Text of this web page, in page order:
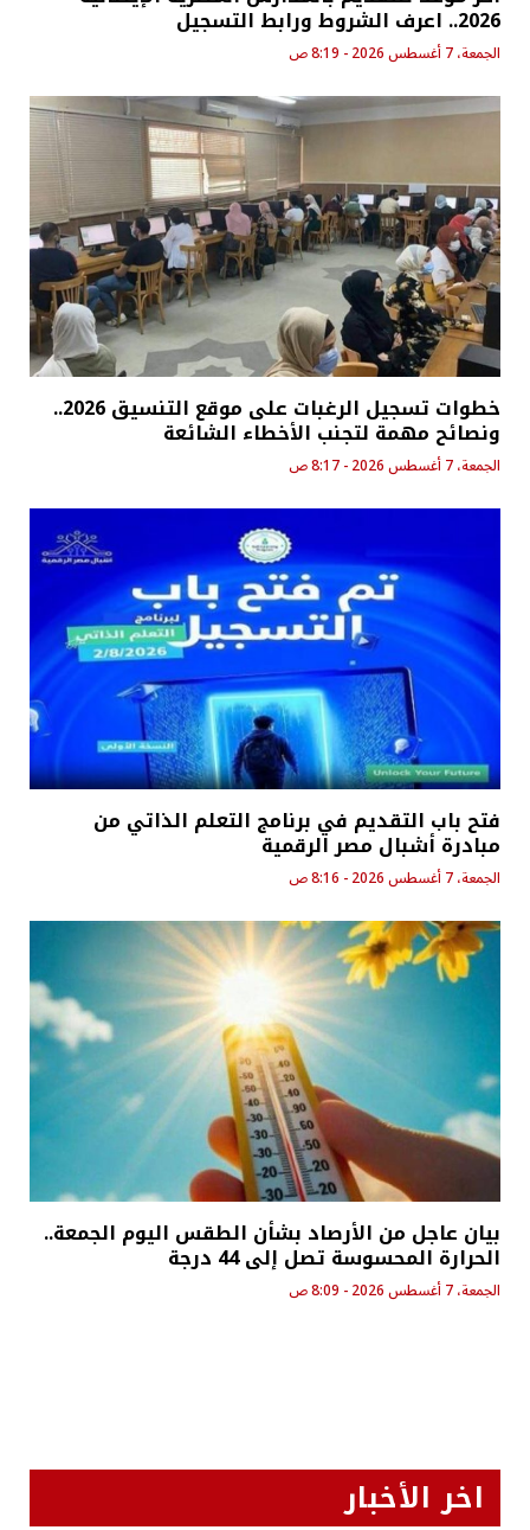
2026.. اعرف الشروط ورابط التسجيل
الجمعة، 7 أغسطس 2026 - 8:19 ص
خطوات تسجيل الرغبات على موقع التنسيق 2026..
ونصائح مهمة لتجنب الأخطاء الشائعة
الجمعة، 7 أغسطس 2026 - 8:17 ص
فتح باب التقديم في برنامج التعلم الذاتي من
مبادرة أشبال مصر الرقمية
الجمعة، 7 أغسطس 2026 - 8:16 ص
بيان عاجل من الأرصاد بشأن الطقس اليوم الجمعة..
الحرارة المحسوسة تصل إلى 44 درجة
الجمعة، 7 أغسطس 2026 - 8:09 ص
اخر الأخبار